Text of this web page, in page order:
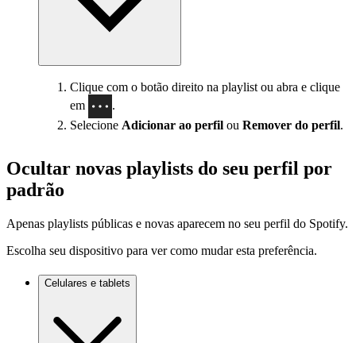
Clique com o botão direito na playlist ou abra e clique
em
.
Selecione Adicionar ao perfil ou Remover do perfil.
Ocultar novas playlists do seu perfil por
padrão
Apenas playlists públicas e novas aparecem no seu perfil do Spotify.
Escolha seu dispositivo para ver como mudar esta preferência.
Celulares e tablets